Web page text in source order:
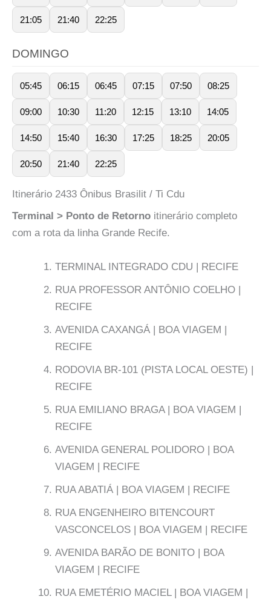
21:05 21:40 22:25
DOMINGO
05:45 06:15 06:45 07:15 07:50 08:25
09:00 10:30 11:20 12:15 13:10 14:05
14:50 15:40 16:30 17:25 18:25 20:05
20:50 21:40 22:25
Itinerário 2433 Ônibus Brasilit / Ti Cdu
Terminal > Ponto de Retorno itinerário completo
com a rota da linha Grande Recife.
TERMINAL INTEGRADO CDU | RECIFE
RUA PROFESSOR ANTÔNIO COELHO |
RECIFE
AVENIDA CAXANGÁ | BOA VIAGEM |
RECIFE
RODOVIA BR-101 (PISTA LOCAL OESTE) |
RECIFE
RUA EMILIANO BRAGA | BOA VIAGEM |
RECIFE
AVENIDA GENERAL POLIDORO | BOA
VIAGEM | RECIFE
RUA ABATIÁ | BOA VIAGEM | RECIFE
RUA ENGENHEIRO BITENCOURT
VASCONCELOS | BOA VIAGEM | RECIFE
AVENIDA BARÃO DE BONITO | BOA
VIAGEM | RECIFE
RUA EMETÉRIO MACIEL | BOA VIAGEM |